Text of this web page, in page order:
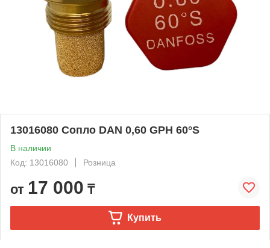
13016080 Сопло DAN 0,60 GPH 60°S
В наличии
Код: 13016080
Розница
от 17 000 ₸
Купить